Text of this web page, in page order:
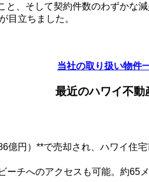
、そして契約件数のわずか
目立ちました。
当社の取り扱い物件
最近のハワイ不動
億円）**で売却され、ハワイ住
チへのアクセスも可能。約